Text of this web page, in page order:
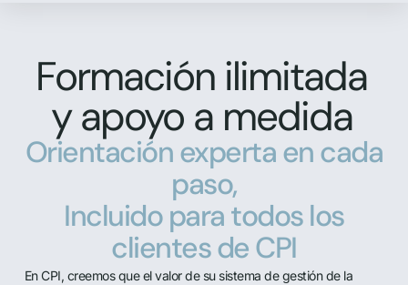
Formación ilimitada
y apoyo a medida
Orientación experta en cada
paso,
Incluido para todos los
clientes de CPI
En CPI, creemos que el valor de su sistema de gestión de la